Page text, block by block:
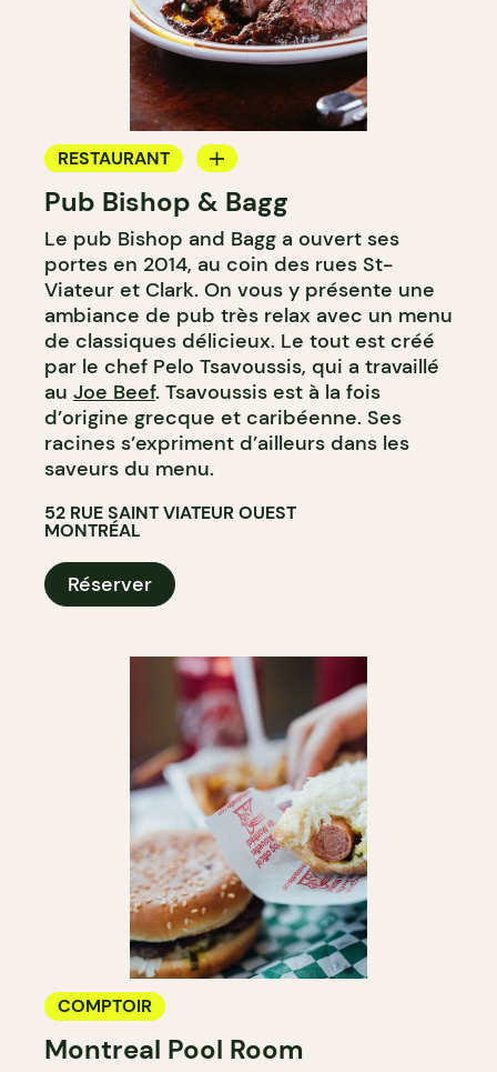
RESTAURANT
BAR
MICROBRASSERIE
Pub Bishop & Bagg
Le pub Bishop and Bagg a ouvert ses
portes en 2014, au coin des rues St-
Viateur et Clark. On vous y présente une
ambiance de pub très relax avec un menu
de classiques délicieux. Le tout est créé
par le chef Pelo Tsavoussis, qui a travaillé
au Joe Beef. Tsavoussis est à la fois
d’origine grecque et caribéenne. Ses
racines s’expriment d’ailleurs dans les
saveurs du menu.
52 RUE SAINT VIATEUR OUEST
MONTRÉAL
Réserver
COMPTOIR
Montreal Pool Room